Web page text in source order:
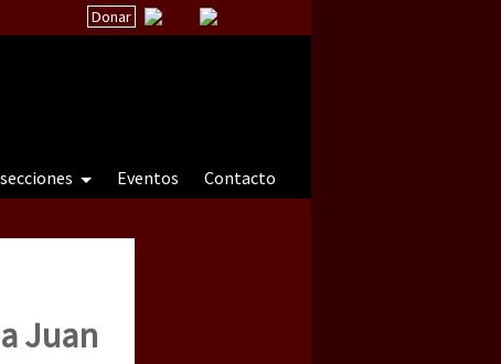
Donar
Eventos
Contacto
natureza sob cerco)
Juan